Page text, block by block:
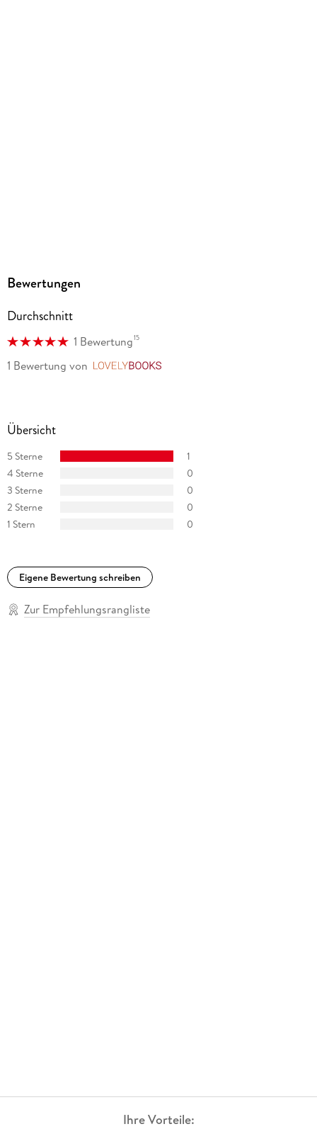
Bewertungen
Durchschnitt
1 Bewertung15
1 Bewertung von
Übersicht
5 Sterne
1
4 Sterne
0
3 Sterne
0
2 Sterne
0
1 Stern
0
Eigene Bewertung schreiben
Zur Empfehlungsrangliste
Ihre Vorteile: